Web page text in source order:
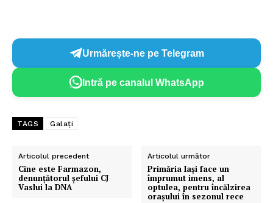
Urmărește-ne pe Telegram
Intră pe canalul WhatsApp
TAGS Galați
Articolul precedent
Cine este Farmazon,
denunțătorul şefului CJ
Vaslui la DNA
Articolul următor
Primăria Iași face un
împrumut imens, al
optulea, pentru încălzirea
oraşului în sezonul rece